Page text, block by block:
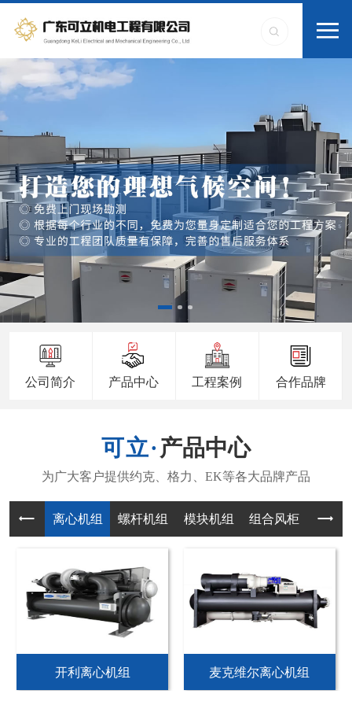
公司简介 产品中心 工程案例 合作品牌
产品中心
离心机组 螺杆机组 模块机组 组合风柜 风机
开利离心机组 麦克维尔离心机组